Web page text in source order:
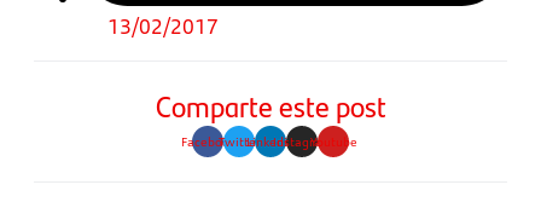
13/02/2017
Comparte este post
FacebookTwitterLinkedinInstagramYoutube